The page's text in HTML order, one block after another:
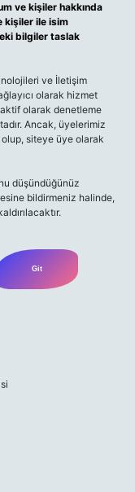
ve kişiler hakkında
kişiler ile isim
bilgiler taslak
ve İletişim
olarak hizmet
olarak denetleme
Ancak, üyelerimiz
siteye üye olarak
düşündüğünüz
bildirmeniz halinde,